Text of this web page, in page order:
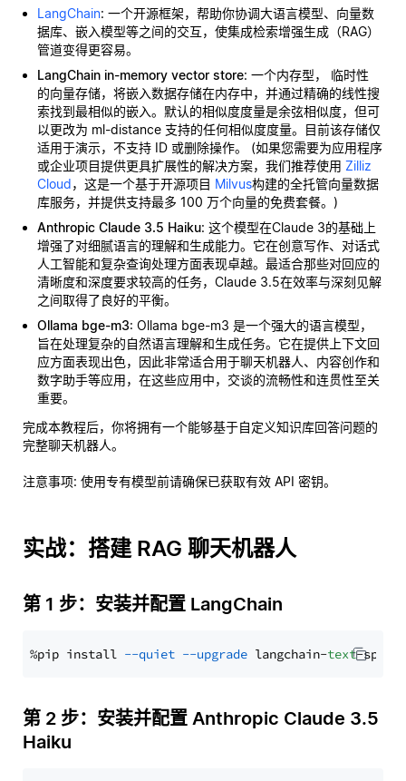
LangChain: 一个开源框架，帮助你协调大语言模型、向量数
据库、嵌入模型等之间的交互，使集成检索增强生成（RAG）
管道变得更容易。
LangChain in-memory vector store: 一个内存型， 临时性
的向量存储，将嵌入数据存储在内存中，并通过精确的线性搜
索找到最相似的嵌入。默认的相似度度量是余弦相似度，但可
以更改为 ml-distance 支持的任何相似度度量。目前该存储仅
适用于演示，不支持 ID 或删除操作。 (如果您需要为应用程序
或企业项目提供更具扩展性的解决方案，我们推荐使用 Zilliz
Cloud，这是一个基于开源项目 Milvus构建的全托管向量数据
库服务，并提供支持最多 100 万个向量的免费套餐。)
Anthropic Claude 3.5 Haiku: 这个模型在Claude 3的基础上
增强了对细腻语言的理解和生成能力。它在创意写作、对话式
人工智能和复杂查询处理方面表现卓越。最适合那些对回应的
清晰度和深度要求较高的任务，Claude 3.5在效率与深刻见解
之间取得了良好的平衡。
Ollama bge-m3: Ollama bge-m3 是一个强大的语言模型，
旨在处理复杂的自然语言理解和生成任务。它在提供上下文回
应方面表现出色，因此非常适合用于聊天机器人、内容创作和
数字助手等应用，在这些应用中，交谈的流畅性和连贯性至关
重要。
完成本教程后，你将拥有一个能够基于自定义知识库回答问题的
完整聊天机器人。
注意事项: 使用专有模型前请确保已获取有效 API 密钥。
实战：搭建 RAG 聊天机器人
第 1 步：安装并配置 LangChain
%pip install --quiet --upgrade langchain-text
第 2 步：安装并配置 Anthropic Claude 3.5
Haiku